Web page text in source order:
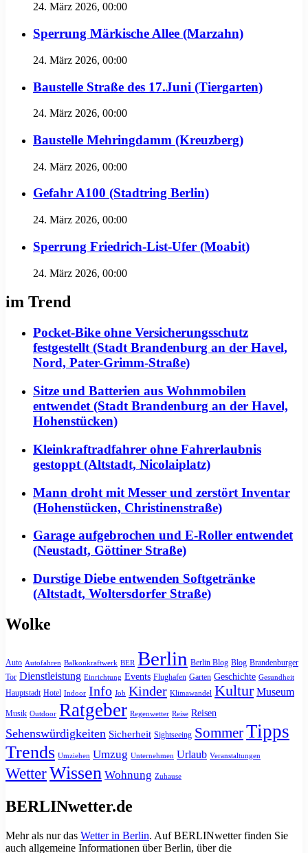
24. März 2026, 00:00
Sperrung Märkische Allee (Marzahn)
24. März 2026, 00:00
Baustelle Straße des 17.Juni (Tiergarten)
24. März 2026, 00:00
Baustelle Mehringdamm (Kreuzberg)
24. März 2026, 00:00
Gefahr A100 (Stadtring Berlin)
24. März 2026, 00:00
Sperrung Friedrich-List-Ufer (Moabit)
24. März 2026, 00:00
im Trend
Pocket-Bike ohne Versicherungsschutz
festgestellt (Stadt Brandenburg an der Havel,
Nord, Pater-Grimm-Straße)
Sitze und Batterien aus Wohnmobilen
entwendet (Stadt Brandenburg an der Havel,
Hohenstücken)
Kleinkraftradfahrer ohne Fahrerlaubnis
gestoppt (Altstadt, Nicolaiplatz)
Mann droht mit Messer und zerstört Inventar
(Hohenstücken, Christinenstraße)
Garage aufgebrochen und E-Roller entwendet
(Neustadt, Göttiner Straße)
Durstige Diebe entwenden Softgetränke
(Altstadt, Woltersdorfer Straße)
Wolke
Auto Autofahren Balkonkraftwerk BER Berlin Berlin Blog Blog Brandenburger
Tor Dienstleistung Einrichtung Events Flughafen Garten Geschichte Gesundheit
Hauptstadt Hotel Indoor Info Job Kinder Klimawandel Kultur Museum
Musik Outdoor Ratgeber Regenwetter Reise Reisen
Sehenswürdigkeiten Sicherheit Sightseeing SommerTipps
Trends Umziehen Umzug Unternehmen Urlaub Veranstaltungen
WetterWissen Wohnung Zuhause
BERLINwetter.de
Mehr als nur das Wetter in Berlin. Auf BERLINwetter finden Sie
auch allgemeine Informationen über Berlin, über die